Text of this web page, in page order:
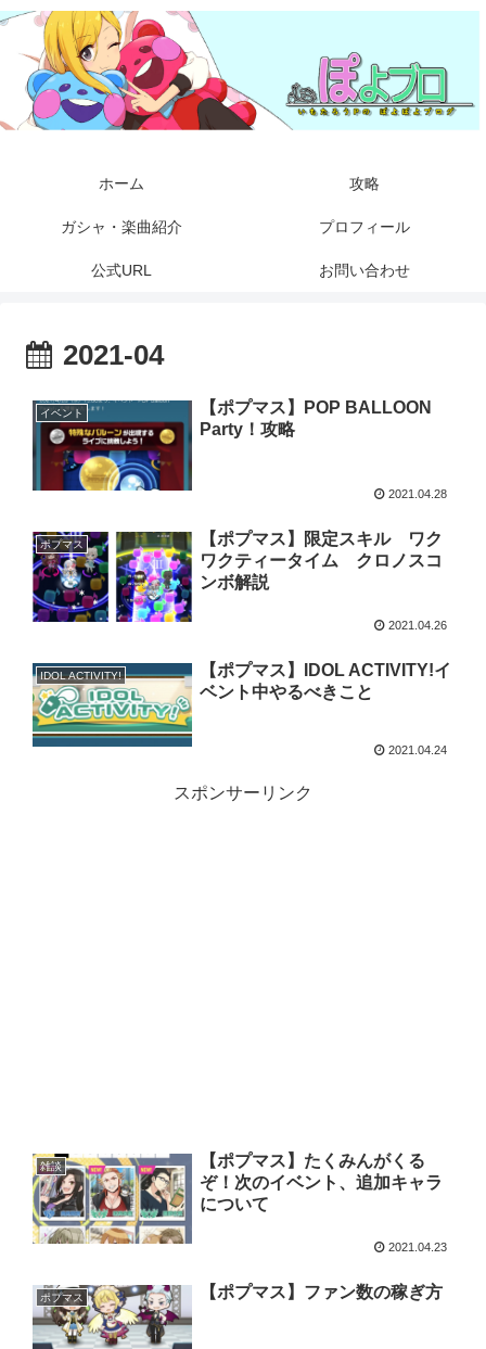
ホーム 攻略
ガシャ・楽曲紹介 プロフィール
公式URL お問い合わせ
2021-04
イベント
【ポプマス】POP BALLOON
Party！攻略
2021.04.28
ポプマス
【ポプマス】限定スキル ワク
ワクティータイム クロノスコ
ンボ解説
2021.04.26
IDOL ACTIVITY!
【ポプマス】IDOL ACTIVITY!イ
ベント中やるべきこと
2021.04.24
スポンサーリンク
雑談
【ポプマス】たくみんがくる
ぞ！次のイベント、追加キャラ
について
2021.04.23
ポプマス 【ポプマス】ファン数の稼ぎ方